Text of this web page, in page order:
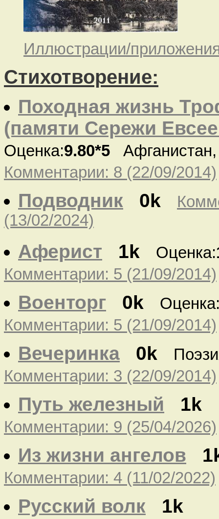
Иллюстрации/
Стихотворение:
Походная жизнь
(памяти Сережи
Оценка:9.80*5
Комментарии: 8 (22/09/2014)
Подводник 0k
(13/02/2024)
Аферист
1k Оценка:
Комментарии: 5 (21/09/2014)
Военторг 0k
Комментарии: 5 (21/09/2014)
Вечеринка 0k
Комментарии: 3 (22/09/2014)
Путь железный 1k
Комментарии: 9 (25/04/2026)
Из жизни ангелов
Комментарии: 4 (11/02/2022)
Русский волк 1k